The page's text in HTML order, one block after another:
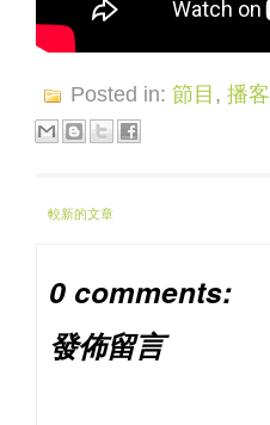
Posted in: 節目, 播客
較新的文章
0 comments:
發佈留言